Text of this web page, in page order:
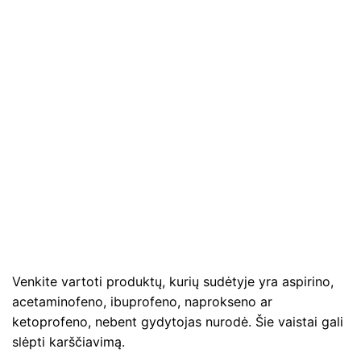
Venkite vartoti produktų, kurių sudėtyje yra aspirino,
acetaminofeno, ibuprofeno, naprokseno ar
ketoprofeno, nebent gydytojas nurodė. Šie vaistai gali
slėpti karščiavimą.